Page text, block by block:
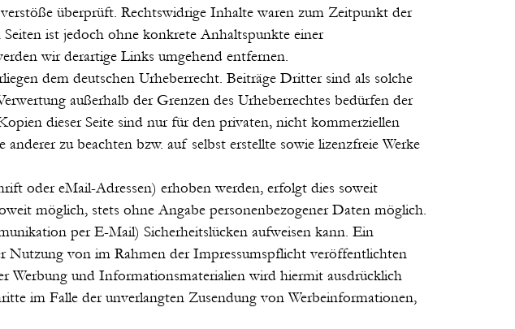
überprüft. Rechtswidrige Inhalte waren zum Zeitpunkt der
ist jedoch ohne konkrete Anhaltspunkte einer
wir derartige Links umgehend entfernen.
dem deutschen Urheberrecht. Beiträge Dritter sind als solche
außerhalb der Grenzen des Urheberrechtes bedürfen der
dieser Seite sind nur für den privaten, nicht kommerziellen
zu beachten bzw. auf selbst erstellte sowie lizenzfreie Werke
oder eMail-Adressen) erhoben werden, erfolgt dies soweit
möglich, stets ohne Angabe personenbezogener Daten möglich.
per E-Mail) Sicherheitslücken aufweisen kann. Ein
von im Rahmen der Impressumspflicht veröffentlichten
und Informationsmaterialien wird hiermit ausdrücklich
im Falle der unverlangten Zusendung von Werbeinformationen,